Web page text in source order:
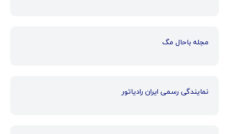
مجله باحال مگ
نمایندگی رسمی ایران رادیاتور